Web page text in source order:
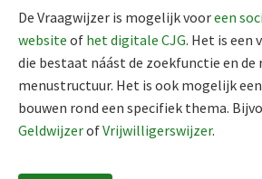
De Vraagwijzer is mogelijk vooreen
website of het digitale CJG. Het is een
die bestaat náást de zoekfunctie en de
menustructuur. Het is ook mogelijk
bouwen rond een specifiek thema.
GeldwijzerofVrijwilligerswijzer.